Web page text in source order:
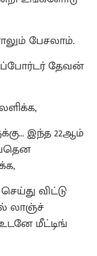
பேசலாம்.
தேவன்
இந்த 22ஆம்
விட்டு
லாஞ்ச்
மீட்டிங்